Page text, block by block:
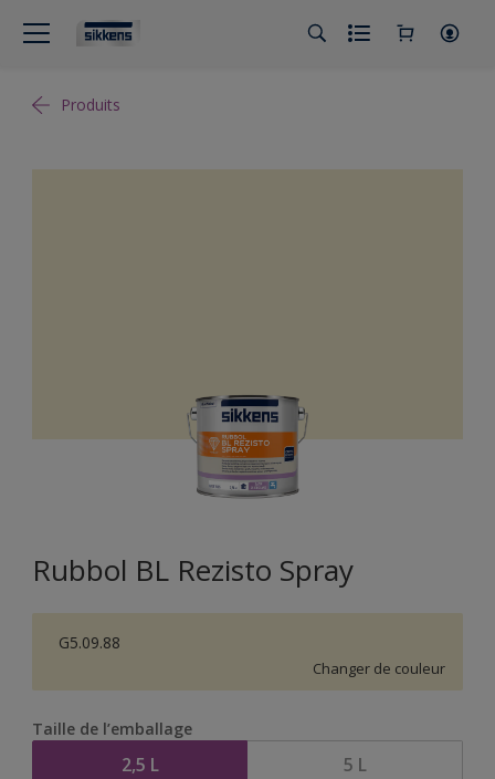
Produits
Rubbol BL Rezisto Spray
G5.09.88
Changer de couleur
Taille de l’emballage
2,5 L 5 L